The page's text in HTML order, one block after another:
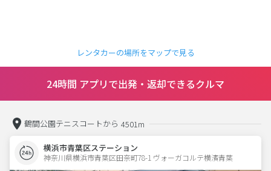
レンタカーの場所をマップで見る
24時間 アプリで出発・返却できるクルマ
鶴間公園テニスコートから 4501m
横浜市青葉区ステーション
神奈川県横浜市青葉区田奈町78-1 ヴォーガコルテ横濱青葉